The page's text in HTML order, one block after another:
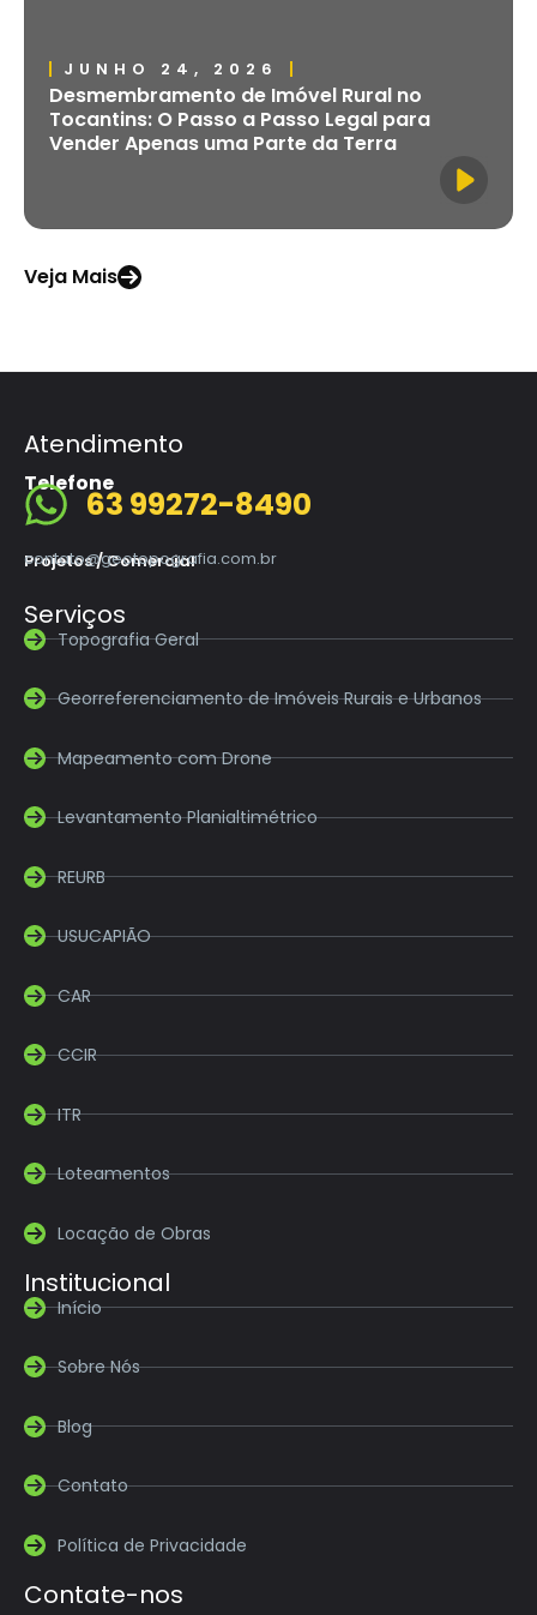
JUNHO 24, 2026
Desmembramento de Imóvel Rural no
Tocantins: O Passo a Passo Legal para
Vender Apenas uma Parte da Terra
Veja Mais
Atendimento
Telefone
63 99272-8490
Projetos / Comercial
contato@geotopografia.com.br
Serviços
Topografia Geral
Georreferenciamento de Imóveis Rurais e Urbanos
Mapeamento com Drone
Levantamento Planialtimétrico
REURB
USUCAPIÃO
CAR
CCIR
ITR
Loteamentos
Locação de Obras
Institucional
Início
Sobre Nós
Blog
Contato
Política de Privacidade
Contate-nos